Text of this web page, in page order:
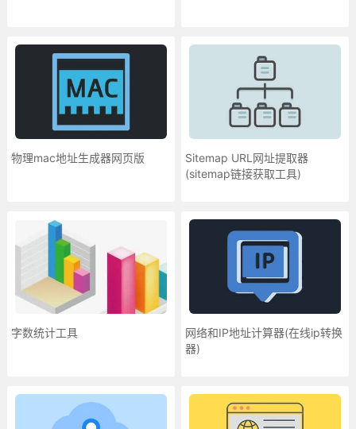
物理mac地址生成器网页版
Sitemap URL网址提取器
(sitemap链接获取工具)
字数统计工具
网络和IP地址计算器(在线ip转换
器)